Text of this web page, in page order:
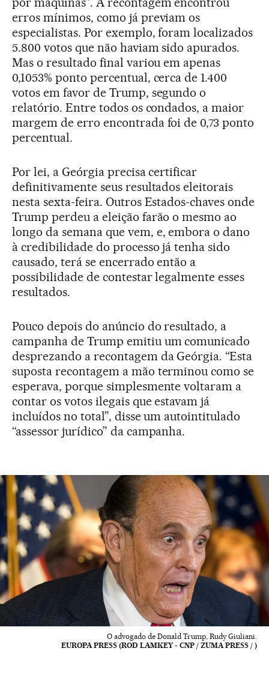
erros mínimos, como já previam os
especialistas. Por exemplo, foram localizados
5.800 votos que não haviam sido apurados.
Mas o resultado final variou em apenas
0,1053% ponto percentual, cerca de 1.400
votos em favor de Trump, segundo o
relatório. Entre todos os condados, a maior
margem de erro encontrada foi de 0,73 ponto
percentual.
Por lei, a Geórgia precisa certificar
definitivamente seus resultados eleitorais
nesta sexta-feira. Outros Estados-chaves onde
Trump perdeu a eleição farão o mesmo ao
longo da semana que vem, e, embora o dano
à credibilidade do processo já tenha sido
causado, terá se encerrado então a
possibilidade de contestar legalmente esses
resultados.
Pouco depois do anúncio do resultado, a
campanha de Trump emitiu um comunicado
desprezando a recontagem da Geórgia. “Esta
suposta recontagem a mão terminou como se
esperava, porque simplesmente voltaram a
contar os votos ilegais que estavam já
incluídos no total”, disse um autointitulado
“assessor jurídico” da campanha.
O advogado de Donald Trump, Rudy Giuliani.
EUROPA PRESS (ROD LAMKEY - CNP / ZUMA PRESS / )